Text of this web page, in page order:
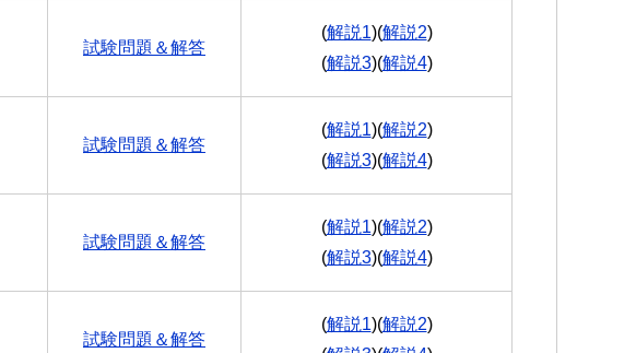
試験問題＆解答
(解説1)(解説2)
(解説3)(解説4)
試験問題＆解答
(解説1)(解説2)
(解説3)(解説4)
試験問題＆解答
(解説1)(解説2)
(解説3)(解説4)
試験問題＆解答
(解説1)(解説2)